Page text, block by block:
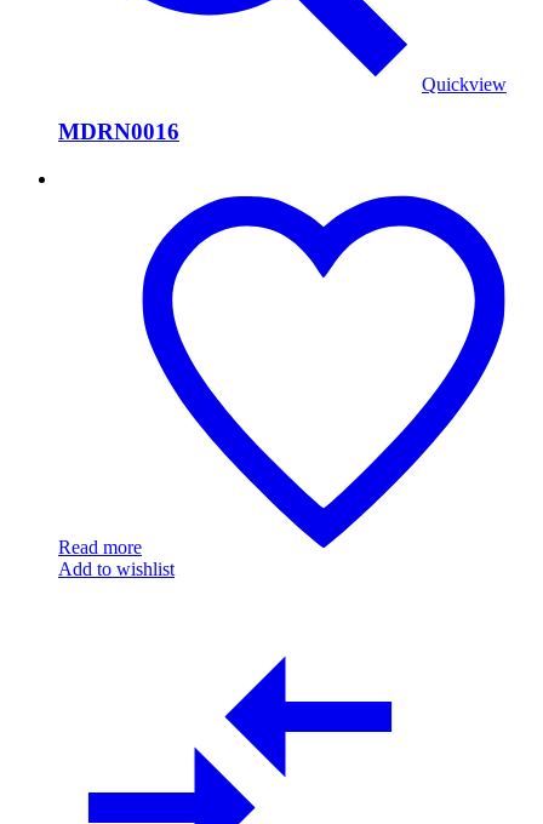
Quickview
MDRN0016
Read more
Add to wishlist